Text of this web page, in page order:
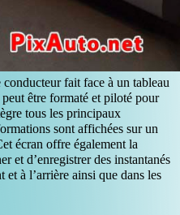
fait face à un tableau
être formaté et piloté pour
tous les principaux
sont affichées sur un
écran offre également la
et d’enregistrer des instantanés
et à l’arrière ainsi que dans les